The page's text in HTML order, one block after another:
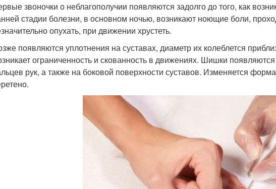
звоночки о неблагополучии появляются задолго до того, как
стадии болезни, в основном ночью, возникают ноющие боли,
опухать, при движении хрустеть.
появляются уплотнения на суставах, диаметр их колеблется
ограниченность и скованность в движениях. Шишки
рук, а также на боковой поверхности суставов. Изменяется